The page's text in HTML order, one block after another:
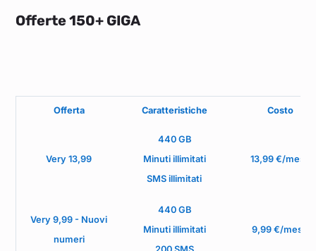
Offerte 150+ GIGA
Offerta Caratteristiche Costo
Very 13,99
440 GB
Minuti illimitati
SMS illimitati
13,99 €/mese
Very 9,99 - Nuovi
numeri
440 GB
Minuti illimitati
9,99 €/mese